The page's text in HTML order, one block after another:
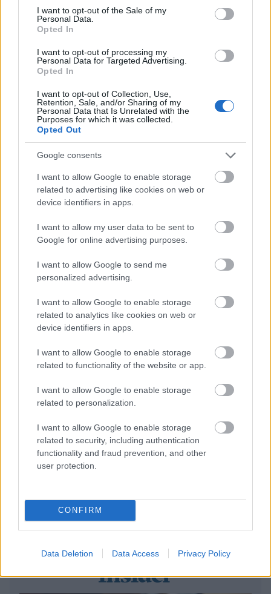
consent section.
I want to opt-out of the Sale of my
Personal Data.
Opted In
I want to opt-out of processing my
Personal Data for Targeted Advertising.
Opted In
I want to opt-out of Collection, Use,
Retention, Sale, and/or Sharing of my
Personal Data that Is Unrelated with the
Purposes for which it was collected.
Opted Out
Google consents
I want to allow Google to enable storage
related to advertising like cookies on web or
device identifiers in apps.
I want to allow my user data to be sent to
Google for online advertising purposes.
I want to allow Google to send me
personalized advertising.
I want to allow Google to enable storage
related to analytics like cookies on web or
device identifiers in apps.
I want to allow Google to enable storage
related to functionality of the website or app.
I want to allow Google to enable storage
related to personalization.
I want to allow Google to enable storage
related to security, including authentication
functionality and fraud prevention, and other
user protection.
CONFIRM
Data Deletion Data Access Privacy Policy
6 γραφικά χωριά των Κυκλάδων που αξίζει να
ανακαλύψετε
7 έξυπνα tips για να φτιάξετε γρήγορα τη βαλίτσα
των διακοπών
Η εξωτική παραλία της Πάργας που θα λατρέψετε
«Μου χρωστάς έναν Αύγουστο»: Όλοι μιλούν για τη
φράση που έγινε τραγούδι, κανείς δεν ξέρει από
πού προήλθε
Αποστολία Ζώη: Ποζάρει στην παραλία και
εντυπωσιάζει με το καλλίγραμμο σώμα της